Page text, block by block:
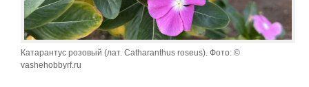
Катарантус розовый (лат. Catharanthus roseus). Фото: ©
vashehobbyrf.ru